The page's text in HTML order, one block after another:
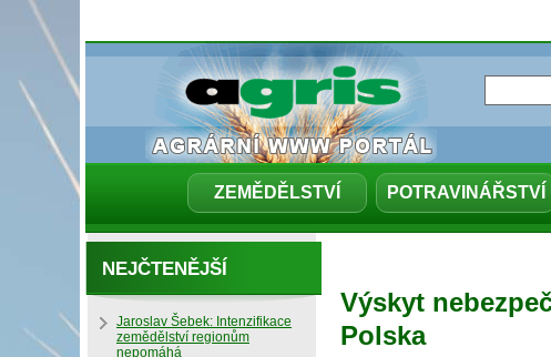
ZEMĚDĚLSTVÍ POTRAVINÁŘSTVÍ
Výskyt
Polska
NEJČTENĚJŠÍ
Jaroslav Šebek: Intenzifikace
zemědělství regionům
nepomáhá